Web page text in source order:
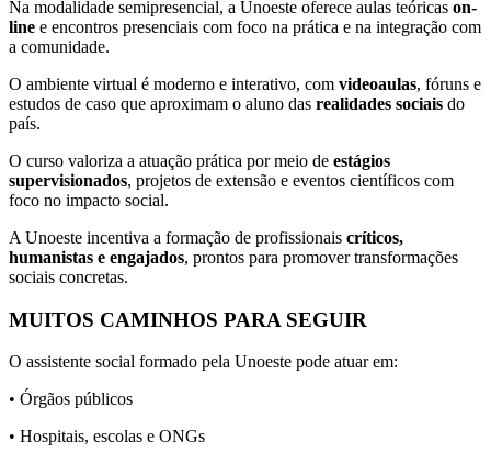
Na modalidade semipresencial, a Unoeste oferece aulas teóricas on-
line e encontros presenciais com foco na prática e na integração com
a comunidade.
O ambiente virtual é moderno e interativo, com videoaulas, fóruns e
estudos de caso que aproximam o aluno das realidades sociais do
país.
O curso valoriza a atuação prática por meio de estágios
supervisionados, projetos de extensão e eventos científicos com
foco no impacto social.
A Unoeste incentiva a formação de profissionais críticos,
humanistas e engajados, prontos para promover transformações
sociais concretas.
MUITOS CAMINHOS PARA SEGUIR
O assistente social formado pela Unoeste pode atuar em:
• Órgãos públicos
• Hospitais, escolas e ONGs